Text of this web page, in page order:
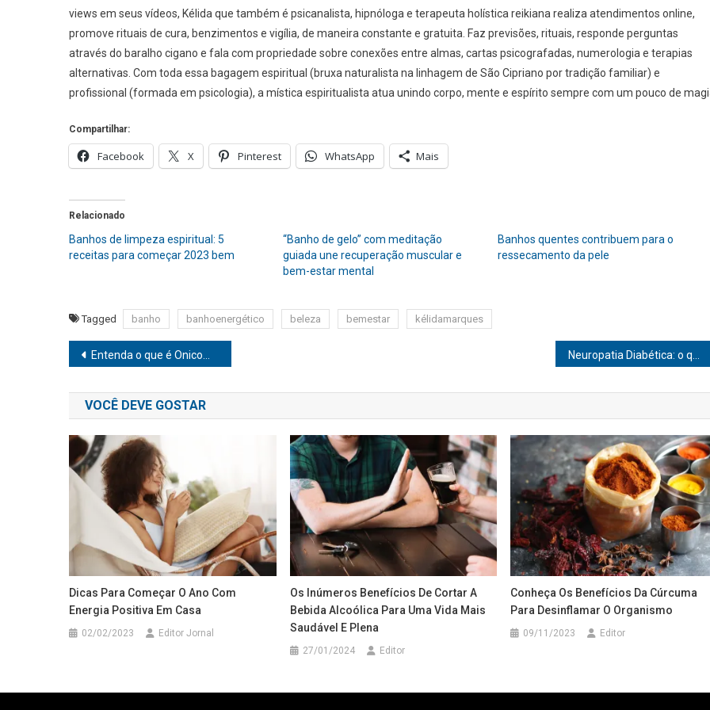
views em seus vídeos, Kélida que também é psicanalista, hipnóloga e terapeuta holística reikiana realiza atendimentos online,
promove rituais de cura, benzimentos e vigília, de maneira constante e gratuita. Faz previsões, rituais, responde perguntas
através do baralho cigano e fala com propriedade sobre conexões entre almas, cartas psicografadas, numerologia e terapias
alternativas. Com toda essa bagagem espiritual (bruxa naturalista na linhagem de São Cipriano por tradição familiar) e
profissional (formada em psicologia), a mística espiritualista atua unindo corpo, mente e espírito sempre com um pouco de
Compartilhar:
Facebook X Pinterest WhatsApp Mais
Relacionado
Banhos de limpeza espiritual: 5
receitas para começar 2023 bem
“Banho de gelo” com meditação
guiada une recuperação muscular e
bem-estar mental
Banhos quentes contribuem para o
ressecamento da pele
Tagged banho banhoenergético beleza bemestar kélidamarques
Navegação
de
Post
Entenda o que é Onicomicose e os seus riscos Neuropatia Diabética: o que é e como se trata?
VOCÊ DEVE GOSTAR
Dicas Para Começar O Ano Com
Energia Positiva Em Casa
02/02/2023 Editor Jornal
Os Inúmeros Benefícios De Cortar A
Bebida Alcoólica Para Uma Vida Mais
Saudável E Plena
27/01/2024 Editor
Conheça Os Benefícios Da Cúrcuma
Para Desinflamar O Organismo
09/11/2023 Editor